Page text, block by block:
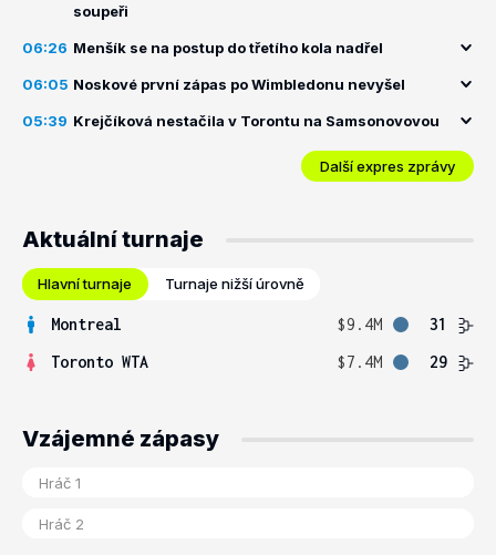
soupeři
06:26 Menšík se na postup do třetího kola nadřel
06:05 Noskové první zápas po Wimbledonu nevyšel
05:39 Krejčíková nestačila v Torontu na Samsonovovou
Další expres zprávy
Aktuální turnaje
Hlavní turnaje Turnaje nižší úrovně
Montreal $9.4M
31
Toronto WTA
$7.4M 29
Vzájemné zápasy